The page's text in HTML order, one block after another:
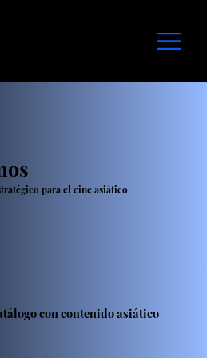
para el cine asiático
con contenido asiático